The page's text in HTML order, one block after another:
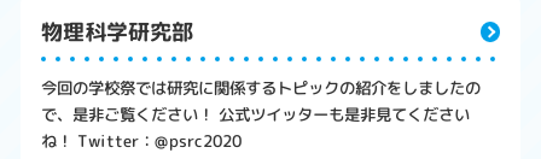
物理科学研究部
今回の学校祭では研究に関係するトピックの紹介をしましたの
で、是非ご覧ください！ 公式ツイッターも是非見てください
ね！ Twitter：@psrc2020